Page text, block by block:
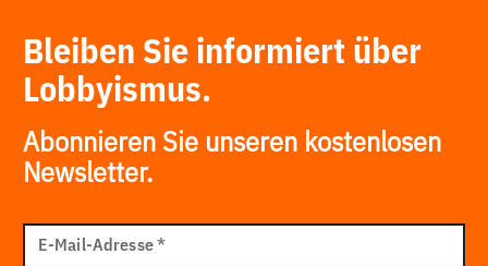
Bleiben Sie informiert über
Lobbyismus.
Abonnieren Sie unseren kostenlosen
Newsletter.
MailE-Mail-Adresse*